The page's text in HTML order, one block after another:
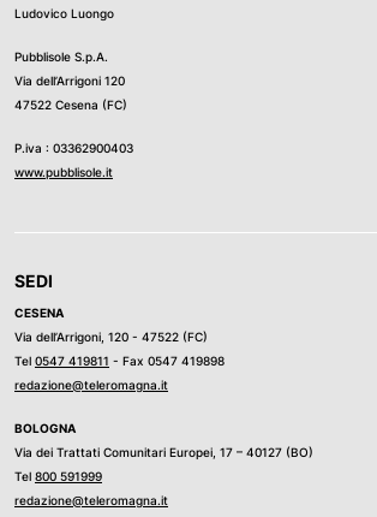
Ludovico Luongo
Pubblisole S.p.A.
Via dell’Arrigoni 120
47522 Cesena (FC)
P.iva : 03362900403
www.pubblisole.it
SEDI
CESENA
Via dell’Arrigoni, 120 - 47522 (FC)
Tel 0547 419811 - Fax 0547 419898
redazione@teleromagna.it
BOLOGNA
Via dei Trattati Comunitari Europei, 17 – 40127 (BO)
Tel 800 591999
redazione@teleromagna.it